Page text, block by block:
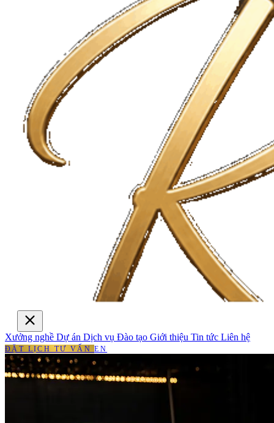
Xưởng nghề Dự án Dịch vụ Đào tạo Giới thiệu Tin tức Liên hệ
ĐẶT LỊCH TƯ VẤNEN